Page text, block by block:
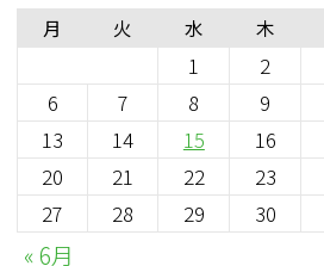
月 火 水 木
1 2
6
7 8 9
13
14 15 16
20
21 22 23
27
28 29 30
« 6月